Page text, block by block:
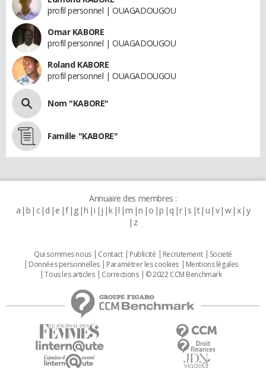
profil personnel | OUAGADOUGOU
Omar KABORE
profil personnel | OUAGADOUGOU
Roland KABORE
profil personnel | OUAGADOUGOU
Nom "KABORE"
Famille "KABORE"
Annuaire des membres :
a b c d e f g h i j k l m n o p q r s t u v w x y
z
Qui sommes nous Contact Publicité Recrutement
Societé
Données personnelles
Paramétrer les cookies
Mentions légales
Tous les articles
Corrections © 2022 CCM Benchmark